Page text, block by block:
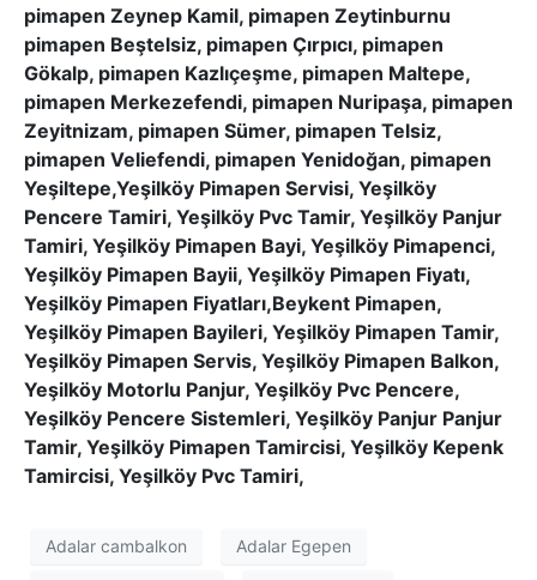
pimapen Zeynep Kamil, pimapen Zeytinburnu
pimapen Beştelsiz, pimapen Çırpıcı, pimapen
Gökalp, pimapen Kazlıçeşme, pimapen Maltepe,
pimapen Merkezefendi, pimapen Nuripaşa, pimapen
Zeyitnizam, pimapen Sümer, pimapen Telsiz,
pimapen Veliefendi, pimapen Yenidoğan, pimapen
Yeşiltepe,Yeşilköy Pimapen Servisi, Yeşilköy
Pencere Tamiri, Yeşilköy Pvc Tamir, Yeşilköy Panjur
Tamiri, Yeşilköy Pimapen Bayi, Yeşilköy Pimapenci,
Yeşilköy Pimapen Bayii, Yeşilköy Pimapen Fiyatı,
Yeşilköy Pimapen Fiyatları,Beykent Pimapen,
Yeşilköy Pimapen Bayileri, Yeşilköy Pimapen Tamir,
Yeşilköy Pimapen Servis, Yeşilköy Pimapen Balkon,
Yeşilköy Motorlu Panjur, Yeşilköy Pvc Pencere,
Yeşilköy Pencere Sistemleri, Yeşilköy Panjur Panjur
Tamir, Yeşilköy Pimapen Tamircisi, Yeşilköy Kepenk
Tamircisi, Yeşilköy Pvc Tamiri,
Adalar cambalkon Adalar Egepen